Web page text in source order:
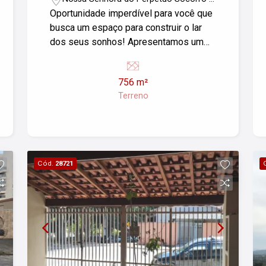
Pindamonhangaba/SP
Oportunidade imperdível para você que
busca um espaço para construir o lar
dos seus sonhos! Apresentamos um
exclusivo condomínio Colonial Village I,
no bairro Nossa Senhora do Perpétuo
áreas de lazer. A localização é
privilegiada, com fácil acesso às
principais vias da cidade e proximidade
de comércio, escolas e serviços. Não
perca a chance de investir em um
espaço que oferece qualidade de vida
e conforto para você e sua família.
Venha conhecer e se encantar com as
756 m²
Terreno
Cód. 28721